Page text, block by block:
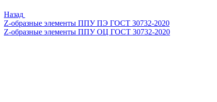
Назад
Z-образные элементы ППУ ПЭ ГОСТ 30732-2020
Z-образные элементы ППУ ОЦ ГОСТ 30732-2020